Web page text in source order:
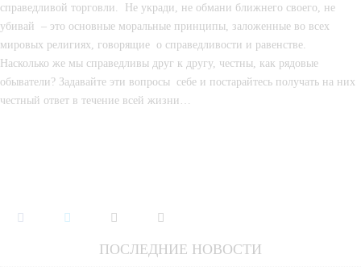
справедливой торговли.  Не укради, не обмани ближнего своего, не
убивай  – это основные моральные принципы, заложенные во всех
мировых религиях, говорящие  о справедливости и равенстве.
Насколько же мы справедливы друг к другу, честны, как рядовые
обыватели? Задавайте эти вопросы  себе и постарайтесь получать на них
честный ответ в течение всей жизни…
ПОСЛЕДНИЕ НОВОСТИ